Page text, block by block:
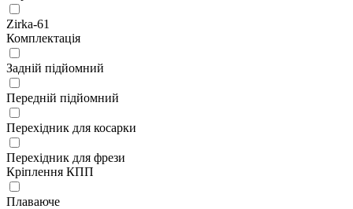
Zirka-61
Комплектація
Задній підйомний
Передній підйомний
Перехідник для косарки
Перехідник для фрези
Кріплення КПП
Плаваюче